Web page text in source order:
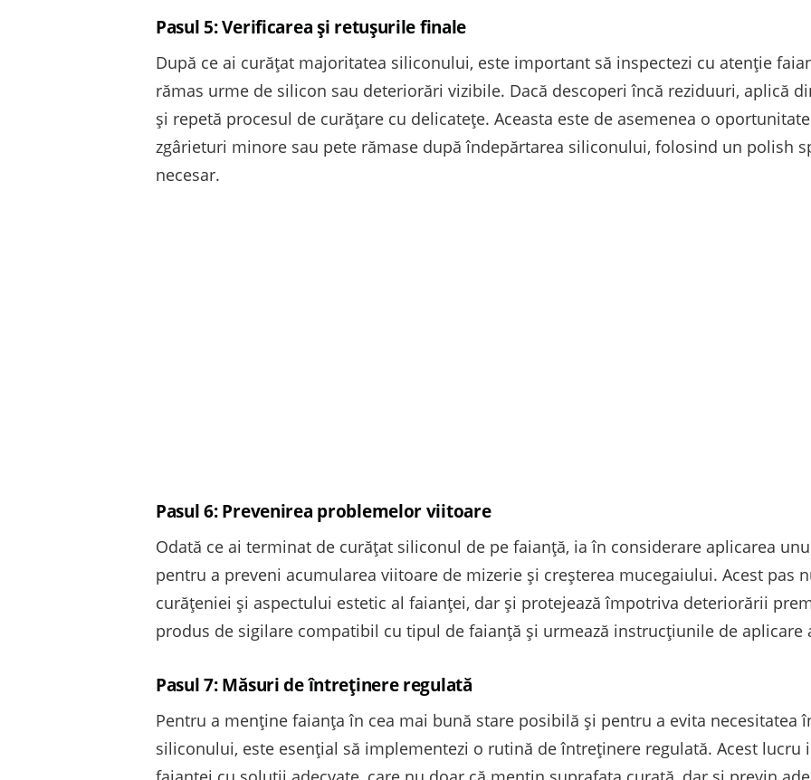
Pasul 5: Verificarea și retușurile finale
După ce ai curățat majoritatea siliconului, este important să inspectezi cu atenție
rămas urme de silicon sau deteriorări vizibile. Dacă descoperi încă reziduuri, aplică
și repetă procesul de curățare cu delicatețe. Aceasta este de asemenea o
zgârieturi minore sau pete rămase după îndepărtarea siliconului, folosind un polish
necesar.
Pasul 6: Prevenirea problemelor viitoare
Odată ce ai terminat de curățat siliconul de pe faianță, ia în considerare aplicarea
pentru a preveni acumularea viitoare de mizerie și creșterea mucegaiului. Acest pas
curățeniei și aspectului estetic al faianței, dar și protejează împotriva deteriorării
produs de sigilare compatibil cu tipul de faianță și urmează instrucțiunile de aplicare
Pasul 7: Măsuri de întreținere regulată
Pentru a menține faianța în cea mai bună stare posibilă și pentru a evita necesitatea
siliconului, este esențial să implementezi o rutină de întreținere regulată. Acest lucru